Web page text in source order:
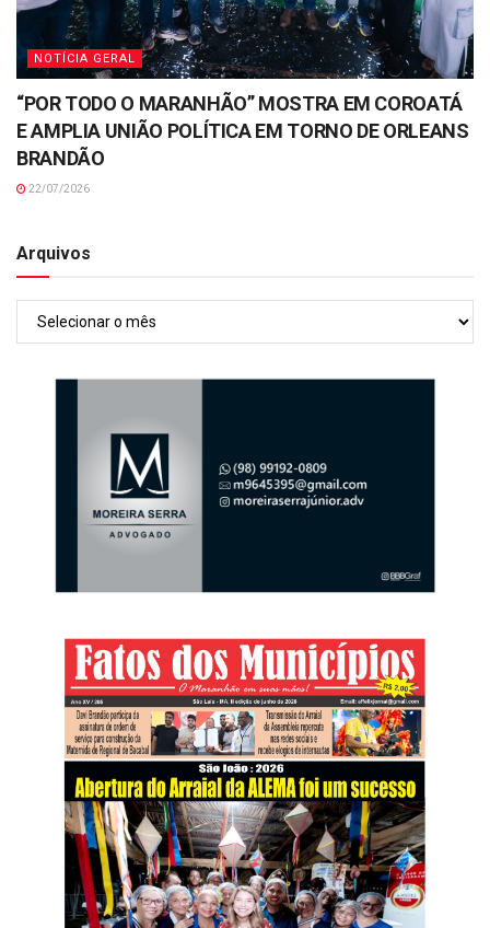
NOTÍCIA GERAL
“POR TODO O MARANHÃO” MOSTRA EM COROATÁ
E AMPLIA UNIÃO POLÍTICA EM TORNO DE ORLEANS
BRANDÃO
22/07/2026
Arquivos
Arquivos